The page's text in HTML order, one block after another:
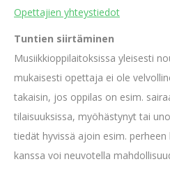
Opettajien yhteystiedot
Tuntien siirtäminen
Musiikkioppilaitoksissa yleisesti
mukaisesti opettaja ei ole
takaisin, jos oppilas on esim.
tilaisuuksissa, myöhästynyt tai
tiedät hyvissä ajoin esim.
kanssa voi neuvotella